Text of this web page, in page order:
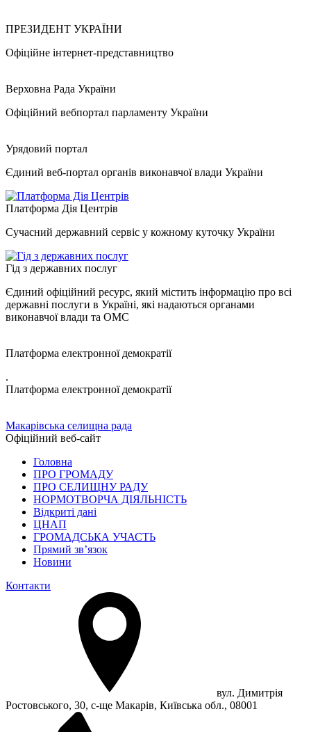
ПРЕЗИДЕНТ УКРАЇНИ
Офіційне інтернет-представництво
Верховна Рада України
Офіційний вебпортал парламенту України
Урядовий портал
Єдиний веб-портал органів виконавчої влади України
Платформа Дія Центрів
Сучасний державний сервіс у кожному куточку України
Гід з державних послуг
Єдиний офіційний ресурс, який містить інформацію про всі
державні послуги в Україні, які надаються органами
виконавчої влади та ОМС
Платформа електронної демократії
.
Платформа електронної демократії
Макарівська селищна рада
Офіційний веб-сайт
Головна
ПРО ГРОМАДУ
ПРО СЕЛИЩНУ РАДУ
НОРМОТВОРЧА ДІЯЛЬНІСТЬ
Відкриті дані
ЦНАП
ГРОМАДСЬКА УЧАСТЬ
Прямий зв’язок
Новини
Контакти
вул. Димитрія
Ростовського, 30, с-ще Макарів, Київська обл., 08001